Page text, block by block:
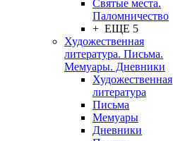
Святые места.
Паломничество
+ ЕЩЕ 5
Художественная
литература. Письма.
Мемуары. Дневники
Художественная
литература
Письма
Мемуары
Дневники